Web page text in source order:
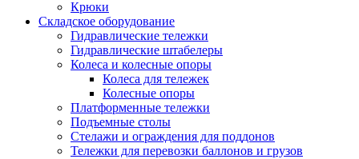
Крюки
Складское оборудование
Гидравлические тележки
Гидравлические штабелеры
Колеса и колесные опоры
Колеса для тележек
Колесные опоры
Платформенные тележки
Подъемные столы
Стелажи и ограждения для поддонов
Тележки для перевозки баллонов и грузов